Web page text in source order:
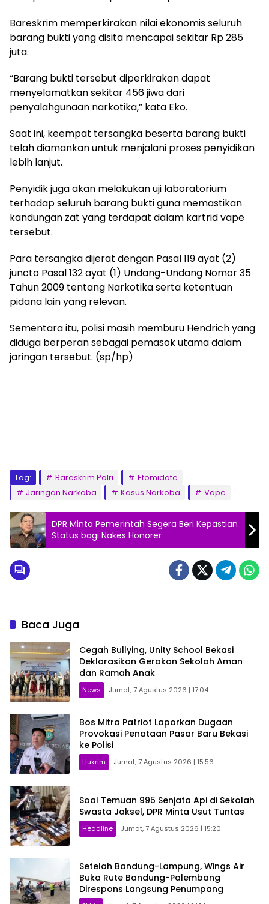
Bareskrim memperkirakan nilai ekonomis seluruh
barang bukti yang disita mencapai sekitar Rp 285
juta.
“Barang bukti tersebut diperkirakan dapat
menyelamatkan sekitar 456 jiwa dari
penyalahgunaan narkotika,” kata Eko.
Saat ini, keempat tersangka beserta barang bukti
telah diamankan untuk menjalani proses penyidikan
lebih lanjut.
Penyidik juga akan melakukan uji laboratorium
terhadap seluruh barang bukti guna memastikan
kandungan zat yang terdapat dalam kartrid vape
tersebut.
Para tersangka dijerat dengan Pasal 119 ayat (2)
juncto Pasal 132 ayat (1) Undang-Undang Nomor 35
Tahun 2009 tentang Narkotika serta ketentuan
pidana lain yang relevan.
Sementara itu, polisi masih memburu Hendrich yang
diduga berperan sebagai pemasok utama dalam
jaringan tersebut. (sp/hp)
Tag: Bareskrim Polri
Etomidate
Jaringan Narkoba
Kasus Narkoba Vape
DPR Minta Pemerintah Segera Beri Kepastian
Status bagi Nakes Honorer
Baca Juga
Cegah Bullying, Unity School Bekasi
Deklarasikan Gerakan Sekolah Aman
dan Ramah Anak
News Jumat, 7 Agustus 2026 | 17:04
Bos Mitra Patriot Laporkan Dugaan
Provokasi Penataan Pasar Baru Bekasi
ke Polisi
Hukrim Jumat, 7 Agustus 2026 | 15:56
Soal Temuan 995 Senjata Api di Sekolah
Swasta Jaksel, DPR Minta Usut Tuntas
Headline Jumat, 7 Agustus 2026 | 15:20
Setelah Bandung-Lampung, Wings Air
Buka Rute Bandung-Palembang
Direspons Langsung Penumpang